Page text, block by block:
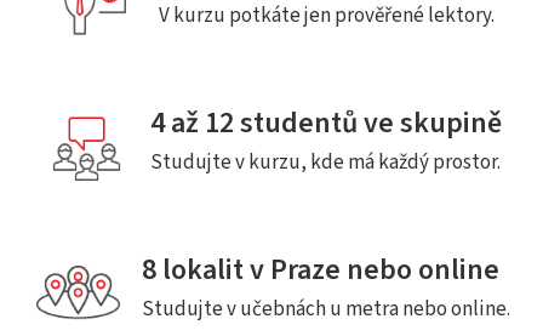
V kurzu potkáte jen prověřené lektory.
4 až 12 studentů ve skupině
Studujte v kurzu, kde má každý prostor.
8 lokalit v Praze nebo online
Studujte v učebnách u metra nebo online.